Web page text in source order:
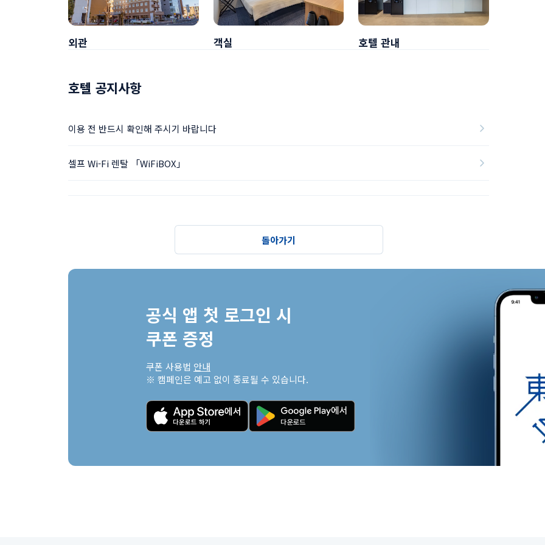
외관 객실 호텔 관내
호텔 공지사항
이용 전 반드시 확인해 주시기 바랍니다
셀프 Wi-Fi 렌탈 「WiFiBOX」
돌아가기
공식 앱 첫 로그인 시
쿠폰 증정
쿠폰 사용법 안내
※ 캠페인은 예고 없이 종료될 수 있습니다.